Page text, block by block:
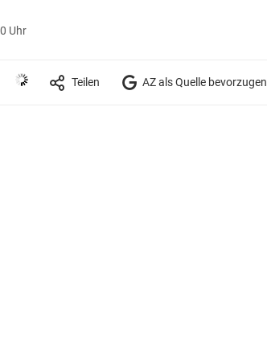
Uhr
Teilen AZ als Quelle bevorzugen